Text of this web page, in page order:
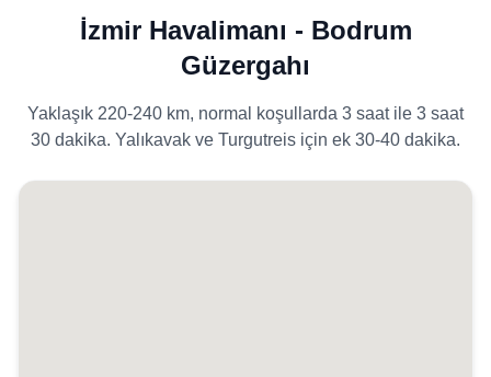
İzmir Havalimanı - Bodrum
Güzergahı
Yaklaşık 220-240 km, normal koşullarda 3 saat ile 3 saat
30 dakika. Yalıkavak ve Turgutreis için ek 30-40 dakika.